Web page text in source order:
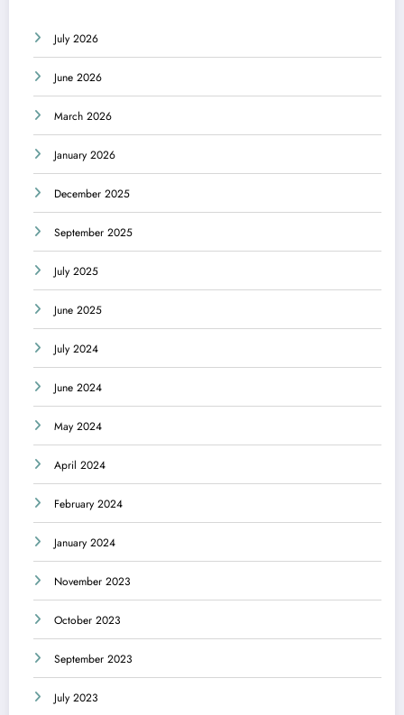
July 2026
June 2026
March 2026
January 2026
December 2025
September 2025
July 2025
June 2025
July 2024
June 2024
May 2024
April 2024
February 2024
January 2024
November 2023
October 2023
September 2023
July 2023